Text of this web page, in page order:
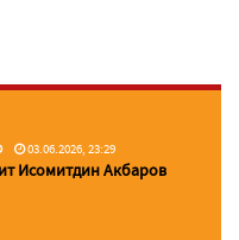
03.06.2026, 23:29
Исомитдин Акбаров